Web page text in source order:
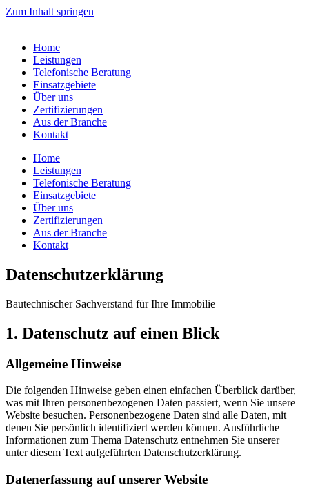
Zum Inhalt springen
Home
Leistungen
Telefonische Beratung
Einsatzgebiete
Über uns
Zertifizierungen
Aus der Branche
Kontakt
Home
Leistungen
Telefonische Beratung
Einsatzgebiete
Über uns
Zertifizierungen
Aus der Branche
Kontakt
Datenschutzerklärung
Bautechnischer Sachverstand für Ihre Immobilie
1. Datenschutz auf einen Blick
Allgemeine Hinweise
Die folgenden Hinweise geben einen einfachen Überblick darüber,
was mit Ihren personenbezogenen Daten passiert, wenn Sie unsere
Website besuchen. Personenbezogene Daten sind alle Daten, mit
denen Sie persönlich identifiziert werden können. Ausführliche
Informationen zum Thema Datenschutz entnehmen Sie unserer
unter diesem Text aufgeführten Datenschutzerklärung.
Datenerfassung auf unserer Website